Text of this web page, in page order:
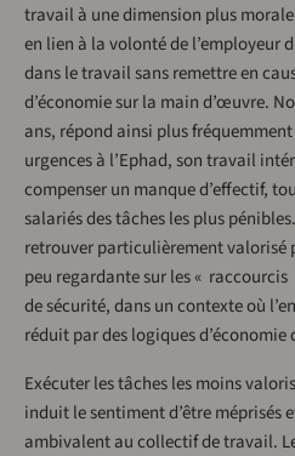
travail à une dimension plus
en lien à la volonté de l’employeur
dans le travail sans remettre en
d’économie sur la main d’œuvre.
ans, répond ainsi plus
urgences à l’Ephad, son travail
compenser un manque d’effectif,
salariés des tâches les plus
retrouver particulièrement
peu regardante sur les «
de sécurité, dans un contexte où
réduit par des logiques
Exécuter les tâches les moins
induit le sentiment d’être méprisés
ambivalent au collectif de travail.